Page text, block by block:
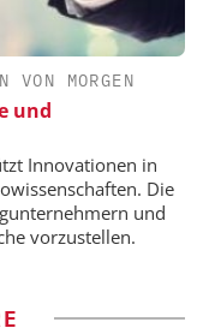
VON MORGEN
und
Innovationen in
Die
und
vorzustellen.